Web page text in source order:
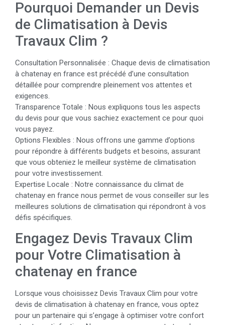
Pourquoi Demander un Devis
de Climatisation à Devis
Travaux Clim ?
Consultation Personnalisée : Chaque devis de climatisation
à chatenay en france est précédé d’une consultation
détaillée pour comprendre pleinement vos attentes et
exigences.
Transparence Totale : Nous expliquons tous les aspects
du devis pour que vous sachiez exactement ce pour quoi
vous payez.
Options Flexibles : Nous offrons une gamme d’options
pour répondre à différents budgets et besoins, assurant
que vous obteniez le meilleur système de climatisation
pour votre investissement.
Expertise Locale : Notre connaissance du climat de
chatenay en france nous permet de vous conseiller sur les
meilleures solutions de climatisation qui répondront à vos
défis spécifiques.
Engagez Devis Travaux Clim
pour Votre Climatisation à
chatenay en france
Lorsque vous choisissez Devis Travaux Clim pour votre
devis de climatisation à chatenay en france, vous optez
pour un partenaire qui s’engage à optimiser votre confort